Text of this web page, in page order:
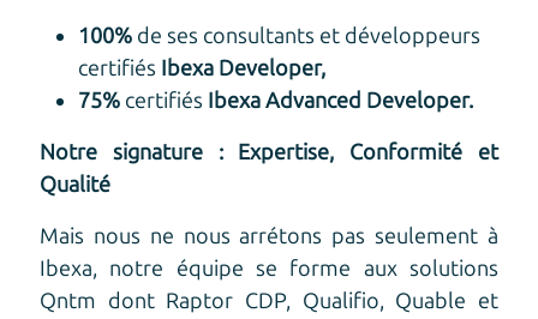
100% de ses consultants et développeurs
certifiés Ibexa Developer,
75% certifiés Ibexa Advanced Developer.
Notre signature : Expertise, Conformité et
Qualité
Mais nous ne nous arrétons pas seulement à
Ibexa, notre équipe se forme aux solutions
Qntm dont Raptor CDP, Qualifio, Quable et